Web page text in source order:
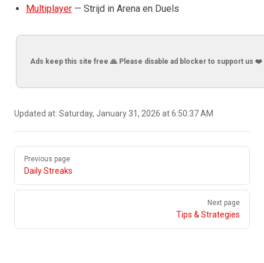
Multiplayer — Strijd in Arena en Duels
Ads keep this site free 🙏 Please disable ad blocker to support us ❤️
Updated at: Saturday, January 31, 2026 at 6:50:37 AM
Previous page
Daily Streaks
Next page
Tips & Strategies